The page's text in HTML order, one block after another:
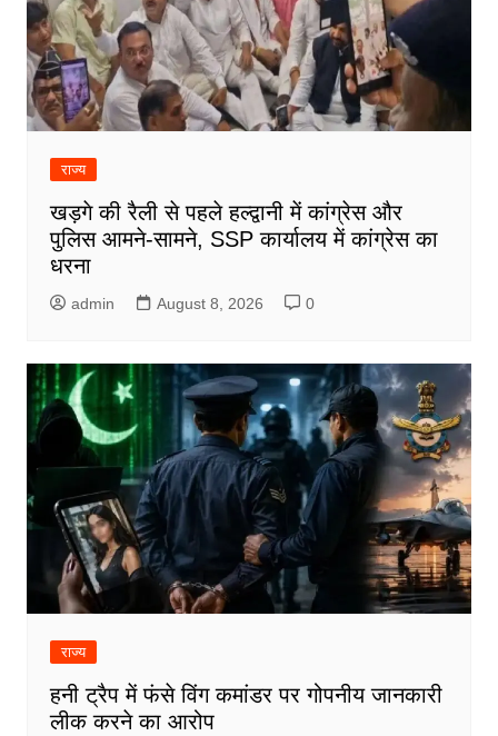
राज्य
खड़गे की रैली से पहले हल्द्वानी में कांग्रेस और
पुलिस आमने-सामने, SSP कार्यालय में कांग्रेस का
धरना
admin August 8, 2026 0
राज्य
हनी ट्रैप में फंसे विंग कमांडर पर गोपनीय जानकारी
लीक करने का आरोप